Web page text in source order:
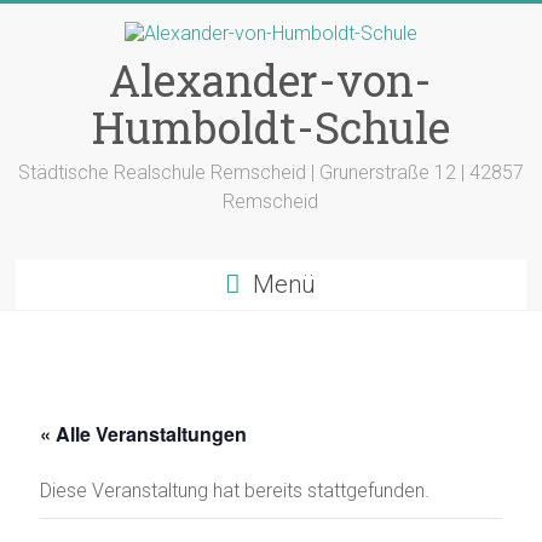
Alexander-von-
Humboldt-Schule
Städtische Realschule Remscheid | Grunerstraße 12 | 42857
Remscheid
Menü
« Alle Veranstaltungen
Diese Veranstaltung hat bereits stattgefunden.